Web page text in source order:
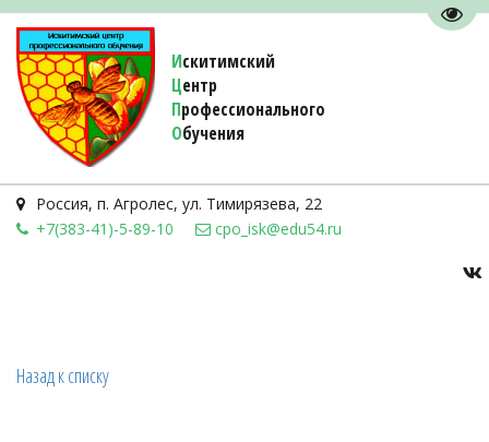
Искитимский
Центр
Профессионального
Обучения
Россия, п. Агролес, ул. Тимирязева, 22
+7(383-41)-5-89-10
cpo_isk@edu54.ru
Назад к списку